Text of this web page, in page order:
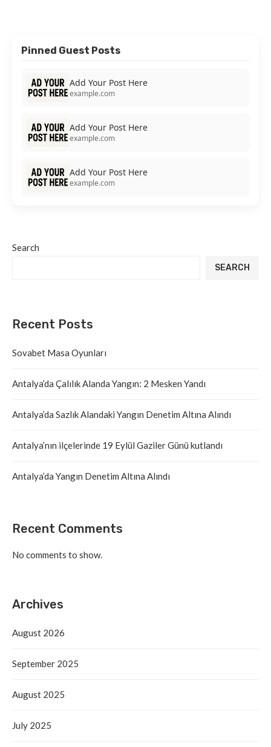
Pinned Guest Posts
Add Your Post Here
example.com
Add Your Post Here
example.com
Add Your Post Here
example.com
Search
SEARCH
Recent Posts
Sovabet Masa Oyunları
Antalya’da Çalılık Alanda Yangın: 2 Mesken Yandı
Antalya’da Sazlık Alandaki Yangın Denetim Altına Alındı
Antalya’nın ilçelerinde 19 Eylül Gaziler Günü kutlandı
Antalya’da Yangın Denetim Altına Alındı
Recent Comments
No comments to show.
Archives
August 2026
September 2025
August 2025
July 2025